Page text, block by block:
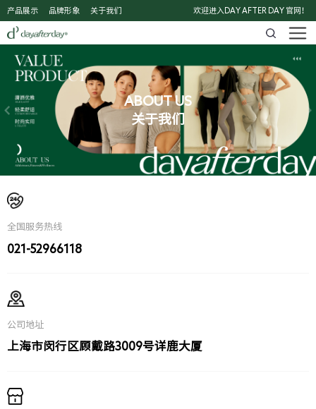
产品展示 品牌形象 关于我们 欢迎进入DAY AFTER DAY 官网！
ABOUT US
关于我们
全国服务热线
021-52966118
公司地址
上海市闵行区顾戴路3009号详鹿大厦